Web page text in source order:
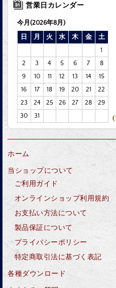
営業日カレンダー
今月(2026年8月)
日
月 火 水 木 金
土
1
2
3 4 5 6 7
8
9
10 11 12 13 14
15
16
17 18 19 20 21
22
23
24 25 26 27 28
29
30
31 (
ホーム
当ショップについて
ご利用ガイド
オンラインショップ利用規約
お支払い方法について
製品保証について
プライバシーポリシー
特定商取引法に基づく表記
各種ダウンロード